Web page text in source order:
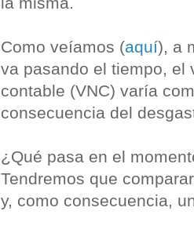
Como veíamos (aquí), a
va pasando el tiempo, el
contable (VNC) varía
consecuencia del
¿Qué pasa en el
Tendremos que
y, como consecuencia,